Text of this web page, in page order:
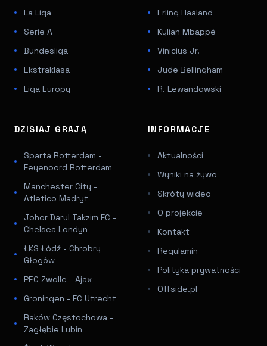
La Liga
Serie A
Bundesliga
Ekstraklasa
Liga Europy
Erling Haaland
Kylian Mbappé
Vinicius Jr.
Jude Bellingham
R. Lewandowski
DZISIAJ GRAJĄ
Sparta Rotterdam -
Feyenoord Rotterdam
Manchester City -
Atletico Madryt
Johor Darul Takzim FC -
Chelsea Londyn
ŁKS Łódź - Chrobry
Głogów
PEC Zwolle - Ajax
Groningen - FC Utrecht
Raków Częstochowa -
Zagłębie Lubin
INFORMACJE
Aktualności
Wyniki na żywo
Skróty wideo
O projekcie
Kontakt
Regulamin
Polityka prywatności
Offside.pl